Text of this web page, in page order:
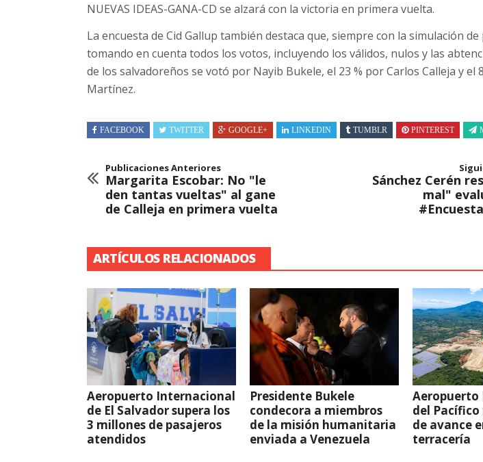
NUEVAS IDEAS-GANA-CD se alzará con la victoria en primera vuelta.
La encuesta de Cid Gallup también destaca que, siempre con la simulación
tomando en cuenta todos los votos, incluyendo los válidos, nulos y las
de los salvadoreños se votó por Nayib Bukele, el 23 % por Carlos Calleja y el
Martínez.
FACEBOOK TWITTER GOOGLE+ LINKEDIN TUMBLR PINTEREST
Publicaciones Anteriores
Margarita Escobar: No "le
den tantas vueltas" al gane
de Calleja en primera vuelta
Sánchez Cerén
mal"
ARTÍCULOS RELACIONADOS
Aeropuerto Internacional
de El Salvador supera los
3 millones de pasajeros
atendidos
Presidente Bukele
condecora a miembros
de la misión humanitaria
enviada a Venezuela
del
de avance
terracería